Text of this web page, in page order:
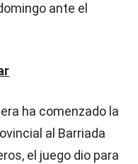
ante el
ha comenzado la
al Barriada
el juego dio para